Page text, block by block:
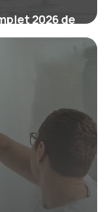
2026 de